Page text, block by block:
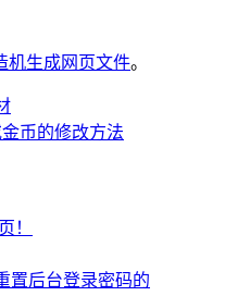
机生成网页文件。
币的修改方法
！
置后台登录密码的